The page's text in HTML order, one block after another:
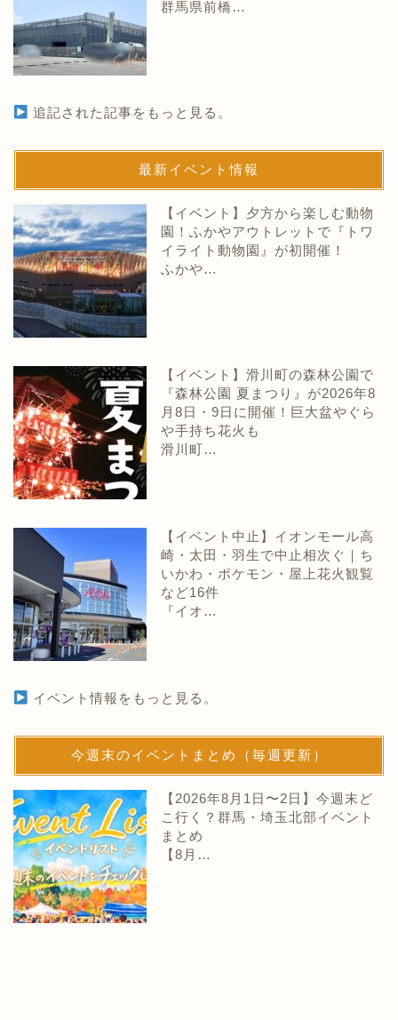
群馬県前橋…
追記された記事をもっと見る。
最新イベント情報
【イベント】夕方から楽しむ動物
園！ふかやアウトレットで『トワ
イライト動物園』が初開催！
ふかや…
【イベント】滑川町の森林公園で
『森林公園 夏まつり』が2026年8
月8日・9日に開催！巨大盆やぐら
や手持ち花火も
滑川町…
【イベント中止】イオンモール高
崎・太田・羽生で中止相次ぐ｜ち
いかわ・ポケモン・屋上花火観覧
など16件
『イオ…
イベント情報をもっと見る。
今週末のイベントまとめ（毎週更新）
【2026年8月1日〜2日】今週末ど
こ行く？群馬・埼玉北部イベント
まとめ
【8月…